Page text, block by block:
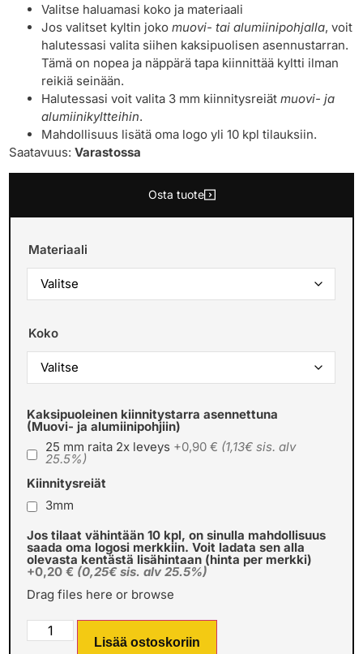
Valitse haluamasi koko ja materiaali
Jos valitset kyltin jokomuovi- tai alumiinipohjalla, voit
halutessasi valita siihen kaksipuolisen asennustarran.
Tämä on nopea ja näppärä tapa kiinnittää kyltti ilman
reikiä seinään.
Halutessasi voit valita 3 mm kiinnitysreiätmuovi- ja
alumiinikyltteihin.
Mahdollisuus lisätä oma logo yli 10 kpl tilauksiin.
Saatavuus:Varastossa
Osta tuote
Materiaali
Koko
Kaksipuoleinen kiinnitystarra asennettuna
(Muovi- ja alumiinipohjiin)
25 mm raita 2x leveys +0,90 € (1,13€ sis. alv
25.5%)
Kiinnitysreiät
3mm
Jos tilaat vähintään 10 kpl, on sinulla mahdollisuus
saada oma logosi merkkiin. Voit ladata sen alla
olevasta kentästä lisähintaan (hinta per merkki)
+0,20 € (0,25€ sis. alv 25.5%)
Drag files here or browse
Lisää ostoskoriin